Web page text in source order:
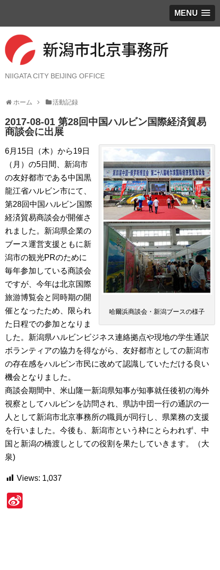
MENU
NIIGATA CITY BEIJING OFFICE
ホーム 活動記録
2017-08-01 第28回中国ハルビン国際経済貿易
商談会に出展
哈爾浜商談会・新潟ブースの様子
6月15日（木）から19日
（月）の5日間、新潟市
の友好都市である中国黒
龍江省ハルビン市にて、
第28回中国ハルビン国際
経済貿易商談会が開催さ
れました。新潟県企業の
ブース運営支援ともに新
潟市の観光PRのために
毎年参加している商談会
ですが、今年は北京国際
旅游博覧会と同時期の開
催となったため、限られ
た日程での参加となりま
した。新潟県ハルビンビジネス連絡拠点や現地の学生通訳
ボランティアの協力を得ながら、友好都市としての新潟市
の存在感をハルビン市民に改めて認識していただける良い
機会となりました。
商談会期間中、米山隆一新潟県知事が知事就任後初の海外
視察としてハルビンを訪問され、県訪中団一行の通訳の一
人として新潟市北京事務所の職員が同行し、県業務の支援
を行いました。今後も、新潟市という枠にとらわれず、中
国と新潟の橋渡しとしての役割を果たしていきます。（大
泉)
Views: 1,037